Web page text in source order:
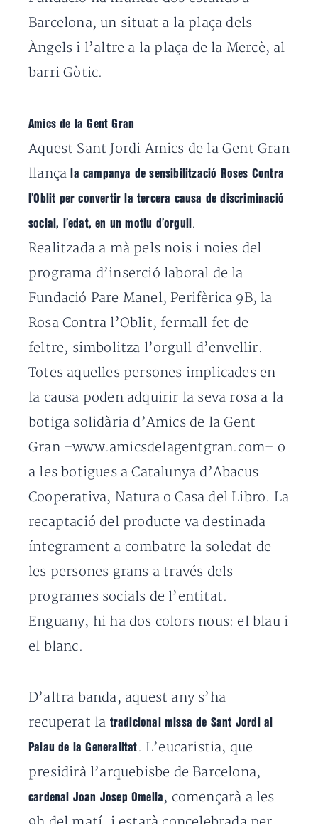
Barcelona, un situat a la plaça dels
Àngels i l’altre a la plaça de la Mercè, al
barri Gòtic.
Amics de la Gent Gran
Aquest Sant Jordi Amics de la Gent Gran
llança la campanya de sensibilització Roses Contra
l’Oblit per convertir la tercera causa de discriminació
social, l’edat, en un motiu d’orgull
.
Realitzada a mà pels nois i noies del
programa d’inserció laboral de la
Fundació Pare Manel, Perifèrica 9B, la
Rosa Contra l’Oblit, fermall fet de
feltre, simbolitza l’orgull d’envellir.
Totes aquelles persones implicades en
la causa poden adquirir la seva rosa a la
botiga solidària d’Amics de la Gent
Gran –www.amicsdelagentgran.com– o
a les botigues a Catalunya d’Abacus
Cooperativa, Natura o Casa del Libro. La
recaptació del producte va destinada
íntegrament a combatre la soledat de
les persones grans a través dels
programes socials de l’entitat.
Enguany, hi ha dos colors nous: el blau i
el blanc.
D’altra banda, aquest any s’ha
recuperat la tradicional missa de Sant Jordi al
Palau de la Generalitat . L’eucaristia, que
presidirà l’arquebisbe de Barcelona,
cardenal Joan Josep Omella , començarà a les